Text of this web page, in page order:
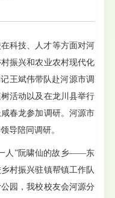
科技、人才等方面对河
振兴和农业农村现代化
王斌伟带队赴河源市调
活动以及在龙川县举行
春龙参加调研。河源市
导陪同调研。
人”阮啸仙的故乡——东
村振兴驻镇帮镇工作队
园，我校校友会河源分